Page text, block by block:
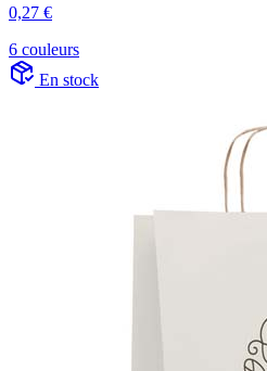
0,27 €
6 couleurs
En stock